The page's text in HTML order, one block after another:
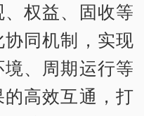
权益、固收等
同机制，实现
、周期运行等
高效互通，打